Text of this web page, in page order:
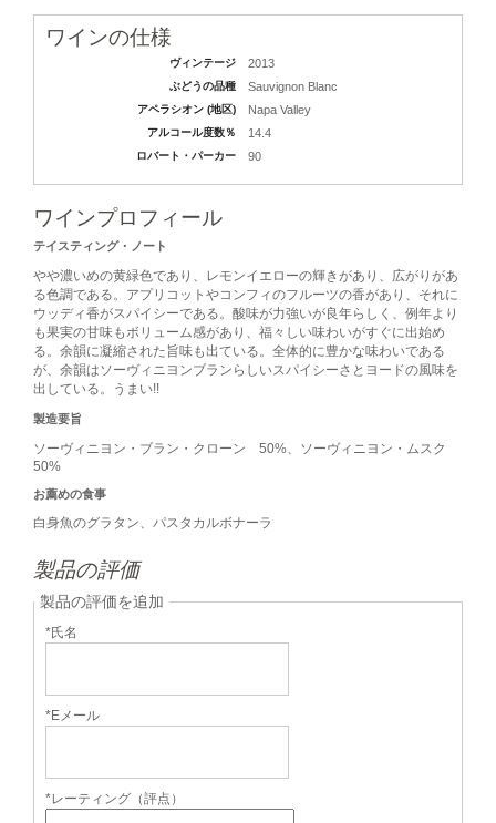
ワインの仕様
ヴィンテージ 2013
ぶどうの品種 Sauvignon Blanc
アペラシオン (地区) Napa Valley
アルコール度数％ 14.4
ロバート・パーカー 90
ワインプロフィール
テイスティング・ノート
やや濃いめの黄緑色であり、レモンイエローの輝きがあり、広がりがあ
る色調である。アプリコットやコンフィのフルーツの香があり、それに
ウッディ香がスパイシーである。酸味が力強いが良年らしく、例年より
も果実の甘味もボリューム感があり、福々しい味わいがすぐに出始め
る。余韻に凝縮された旨味も出ている。全体的に豊かな味わいである
が、余韻はソーヴィニヨンブランらしいスパイシーさとヨードの風味を
出している。うまい!!
製造要旨
ソーヴィニヨン・ブラン・クローン 50%、ソーヴィニヨン・ムスク
50%
お薦めの食事
白身魚のグラタン、パスタカルボナーラ
製品の評価
製品の評価を追加
*氏名
*Eメール
*レーティング（評点）